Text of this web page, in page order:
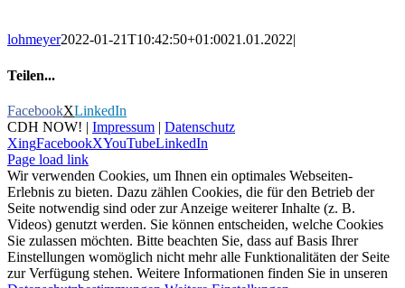
lohmeyer2022-01-21T10:42:50+01:0021.01.2022|
Teilen...
FacebookXLinkedIn
CDH NOW! | Impressum | Datenschutz
XingFacebookXYouTubeLinkedIn
Page load link
Wir verwenden Cookies, um Ihnen ein optimales Webseiten-
Erlebnis zu bieten. Dazu zählen Cookies, die für den Betrieb der
Seite notwendig sind oder zur Anzeige weiterer Inhalte (z. B.
Videos) genutzt werden. Sie können entscheiden, welche Cookies
Sie zulassen möchten. Bitte beachten Sie, dass auf Basis Ihrer
Einstellungen womöglich nicht mehr alle Funktionalitäten der Seite
zur Verfügung stehen. Weitere Informationen finden Sie in unseren